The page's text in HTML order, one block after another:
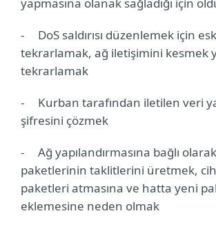
yapmasına olanak sağladığı için
-
DoS saldırısı düzenlemek için
tekrarlamak, ağ iletişimini kesmek
tekrarlamak
-
Kurban tarafından iletilen veri
şifresini çözmek
-
Ağ yapılandırmasına bağlı
paketlerinin taklitlerini üretmek,
paketleri atmasına ve hatta yeni
eklemesine neden olmak